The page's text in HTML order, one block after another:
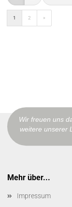
1 2 »
Wir freuen uns
weitere unserer
Mehr über...
Impressum